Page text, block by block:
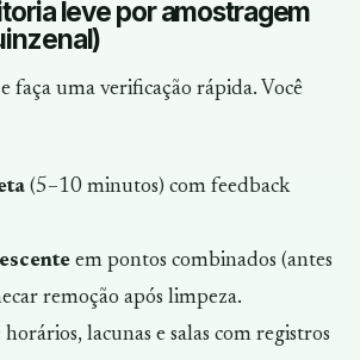
leve por amostragem
faça uma verificação rápida. Você
(5–10 minutos) com feedback
em pontos combinados (antes
remoção após limpeza.
horários, lacunas e salas com registros